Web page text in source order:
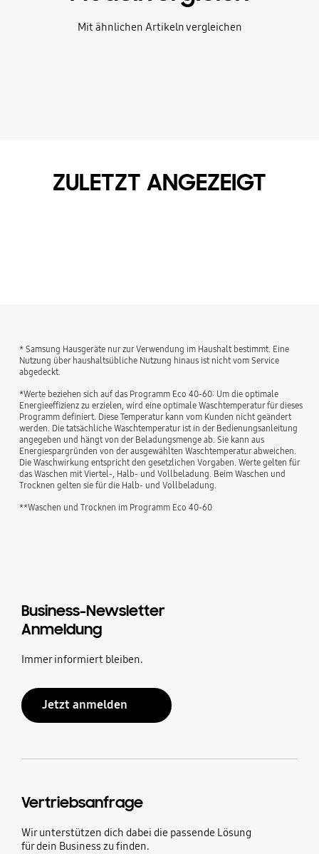
Mit ähnlichen Artikeln vergleichen
ZULETZT ANGEZEIGT
* Samsung Hausgeräte nur zur Verwendung im Haushalt bestimmt. Eine
Nutzung über haushaltsübliche Nutzung hinaus ist nicht vom Service
abgedeckt.
*Werte beziehen sich auf das Programm Eco 40-60: Um die optimale
Energieeffizienz zu erzielen, wird eine optimale Waschtemperatur für dieses
Programm definiert. Diese Temperatur kann vom Kunden nicht geändert
werden. Die tatsächliche Waschtemperatur ist in der Bedienungsanleitung
angegeben und hängt von der Beladungsmenge ab. Sie kann aus
Energiespargründen von der ausgewählten Waschtemperatur abweichen.
Die Waschwirkung entspricht den gesetzlichen Vorgaben. Werte gelten für
das Waschen mit Viertel-, Halb- und Vollbeladung. Beim Waschen und
Trocknen gelten sie für die Halb- und Vollbeladung.
**Waschen und Trocknen im Programm Eco 40-60
Business-Newsletter
Anmeldung
Immer informiert bleiben.
Jetzt anmelden
Vertriebsanfrage
Wir unterstützen dich dabei die passende Lösung
für dein Business zu finden.